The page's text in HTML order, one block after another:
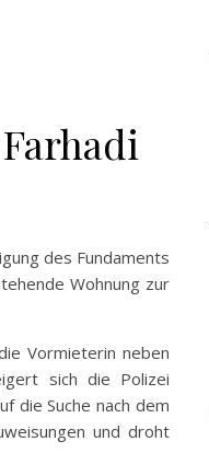
des Fundaments
Wohnung zur
Vormieterin neben
sich die Polizei
die Suche nach dem
und droht